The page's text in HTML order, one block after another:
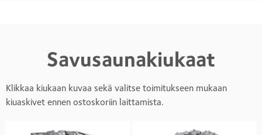
Savusaunakiukaat
Klikkaa kiukaan kuvaa sekä valitse toimitukseen mukaan
kiuaskivet ennen ostoskoriin laittamista.